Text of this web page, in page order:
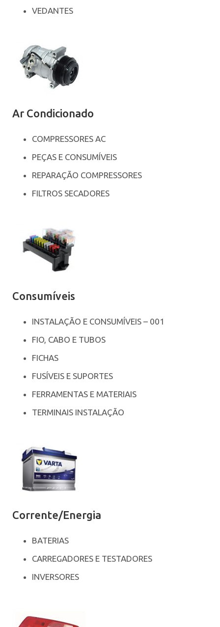
VEDANTES
Ar Condicionado
COMPRESSORES AC
PEÇAS E CONSUMÍVEIS
REPARAÇÃO COMPRESSORES
FILTROS SECADORES
Consumíveis
INSTALAÇÃO E CONSUMÍVEIS – 001
FIO, CABO E TUBOS
FICHAS
FUSÍVEIS E SUPORTES
FERRAMENTAS E MATERIAIS
TERMINAIS INSTALAÇÃO
Corrente/Energia
BATERIAS
CARREGADORES E TESTADORES
INVERSORES